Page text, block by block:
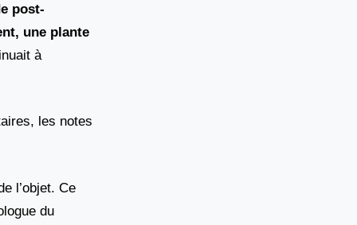
post-
une plante
à
les notes
l’objet. Ce
du